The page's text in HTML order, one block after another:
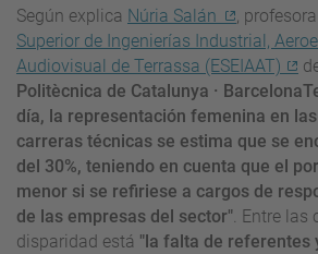
Según explica Núria Salán ,
Superior de Ingenierías Industrial,
Audiovisual de Terrassa (ESEIAAT)
Politècnica de Catalunya ·
día, la representación femenina en
carreras técnicas se estima que se
del 30%, teniendo en cuenta que el
menor si se refiriese a cargos de
de las empresas del sector". Entre las
disparidad está "la falta de referentes